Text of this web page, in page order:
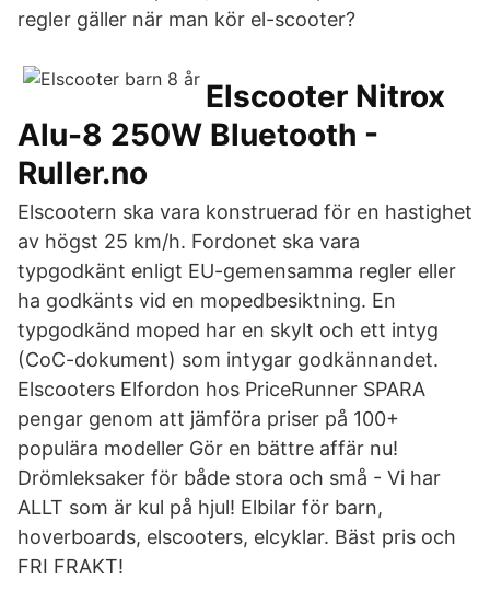
regler gäller när man kör el-scooter?
Elscooter Nitrox
Alu-8 250W Bluetooth -
Ruller.no
Elscootern ska vara konstruerad för en hastighet
av högst 25 km/h. Fordonet ska vara
typgodkänt enligt EU-gemensamma regler eller
ha godkänts vid en mopedbesiktning. En
typgodkänd moped har en skylt och ett intyg
(CoC-dokument) som intygar godkännandet.
Elscooters Elfordon hos PriceRunner SPARA
pengar genom att jämföra priser på 100+
populära modeller Gör en bättre affär nu!
Drömleksaker för både stora och små - Vi har
ALLT som är kul på hjul! Elbilar för barn,
hoverboards, elscooters, elcyklar. Bäst pris och
FRI FRAKT!